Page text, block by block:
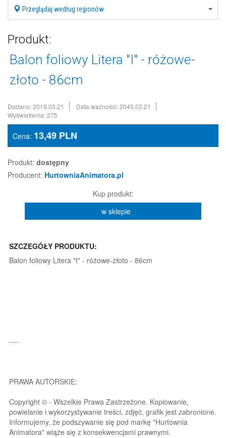
Przeglądaj według regionów
Produkt:
Balon foliowy Litera "I" - różowe-
złoto - 86cm
Dodano: 2019.03.21
Data ważności: 2045.03.21
Wyświetlenia: 275
Cena: 13,49 PLN
Produkt: dostępny
Producent: HurtowniaAnimatora.pl
Kup produkt:
w sklepie
SZCZEGÓŁY PRODUKTU:
Balon foliowy Litera "I" - różowe-złoto - 86cm
----
PRAWA AUTORSKIE:
Copyright © - Wszelkie Prawa Zastrzeżone. Kopiowanie,
powielanie i wykorzystywanie treści, zdjęć, grafik jest zabronione.
Informujemy, że podszywanie się pod markę "Hurtownia
Animatora" wiąże się z konsekwencjami prawnymi.